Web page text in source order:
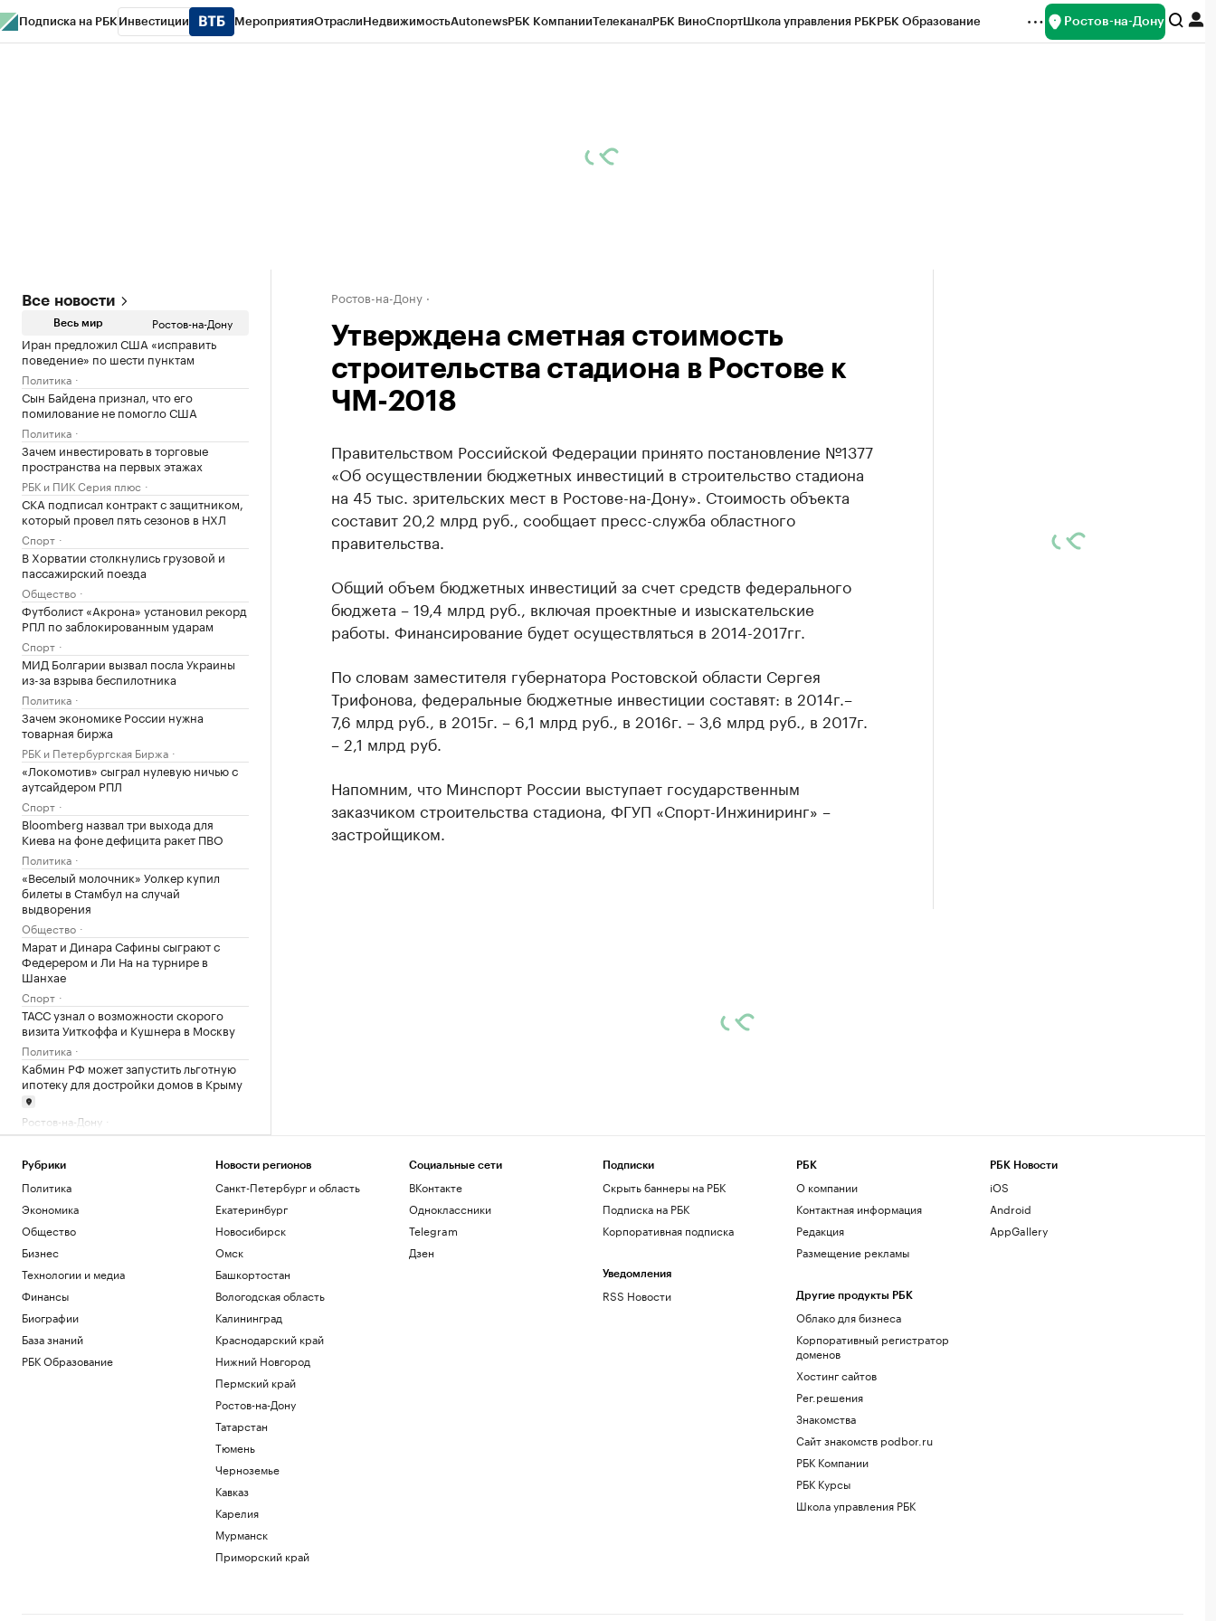
Подписка на РБК Инвестиции МероприятияОтраслиНедвижимостьAutonewsРБК КомпанииТелеканалРБК ВиноСпортШкола управления РБКРБК Образование Ростов-на-Дону
Все новости
Весь мир Ростов-на-Дону
Иран предложил США «исправить
поведение» по шести пунктам
Политика
Сын Байдена признал, что его
помилование не помогло США
Политика
Зачем инвестировать в торговые
пространства на первых этажах
РБК и ПИК Серия плюс
СКА подписал контракт с защитником,
который провел пять сезонов в НХЛ
Спорт
В Хорватии столкнулись грузовой и
пассажирский поезда
Общество
Футболист «Акрона» установил рекорд
РПЛ по заблокированным ударам
Спорт
МИД Болгарии вызвал посла Украины
из-за взрыва беспилотника
Политика
Зачем экономике России нужна
товарная биржа
РБК и Петербургская Биржа
«Локомотив» сыграл нулевую ничью с
аутсайдером РПЛ
Спорт
Bloomberg назвал три выхода для
Киева на фоне дефицита ракет ПВО
Политика
«Веселый молочник» Уолкер купил
билеты в Стамбул на случай
выдворения
Общество
Марат и Динара Сафины сыграют с
Федерером и Ли На на турнире в
Шанхае
Спорт
ТАСС узнал о возможности скорого
визита Уиткоффа и Кушнера в Москву
Политика
Кабмин РФ может запустить льготную
ипотеку для достройки домов в Крыму
Ростов-на-Дону
Семь признаков успешного бизнес-
РБК и Upside
Карапетян поблагодарил сторонников,
посещавших его во время ареста
Политика
отсутствии целых тепловых
электростанций
Политика
Мельникова заявила, что после
невыдачи визы на ЧЕ ей жаль своего
здоровья
Спорт
Сын Джо Байдена рассказал о сильной
В Геленджике возобновили работу
Ростов-на-Дону
Утверждена сметная стоимость
строительства стадиона в Ростове к
ЧМ-2018
Правительством Российской Федерации принято постановление №1377
«Об осуществлении бюджетных инвестиций в строительство стадиона
на 45 тыс. зрительских мест в Ростове-на-Дону». Стоимость объекта
составит 20,2 млрд руб., сообщает пресс-служба областного
правительства.
Общий объем бюджетных инвестиций за счет средств федерального
бюджета – 19,4 млрд руб., включая проектные и изыскательские
работы. Финансирование будет осуществляться в 2014-2017гг.
По словам заместителя губернатора Ростовской области Сергея
Трифонова, федеральные бюджетные инвестиции составят: в 2014г.–
7,6 млрд руб., в 2015г. – 6,1 млрд руб., в 2016г. – 3,6 млрд руб., в 2017г.
– 2,1 млрд руб.
Напомним, что Минспорт России выступает государственным
заказчиком строительства стадиона, ФГУП «Спорт-Инжиниринг» –
застройщиком.
Рубрики
Политика
Экономика
Общество
Бизнес
Технологии и медиа
Финансы
Биографии
База знаний
РБК Образование
Новости регионов
Санкт-Петербург и область
Екатеринбург
Новосибирск
Омск
Башкортостан
Вологодская область
Калининград
Краснодарский край
Нижний Новгород
Пермский край
Ростов-на-Дону
Татарстан
Тюмень
Черноземье
Кавказ
Карелия
Мурманск
Приморский край
Социальные сети
ВКонтакте
Одноклассники
Telegram
Дзен
Подписки
Скрыть баннеры на РБК
Подписка на РБК
Корпоративная подписка
Уведомления
RSS Новости
РБК
О компании
Контактная информация
Редакция
Размещение рекламы
Другие продукты РБК
Облако для бизнеса
Корпоративный регистратор
доменов
Хостинг сайтов
Рег.решения
Знакомства
Сайт знакомств podbor.ru
РБК Компании
РБК Курсы
Школа управления РБК
РБК Новости
iOS
Android
AppGallery